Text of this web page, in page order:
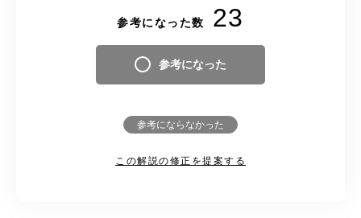
参考になった数 23
参考になった
参考にならなかった
この解説の修正を提案する